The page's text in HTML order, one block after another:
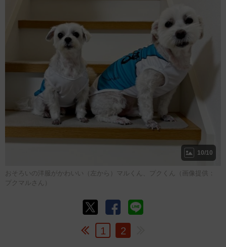
10/10
おそろいの洋服がかわいい（左から）マルくん、プクくん（画像提供：
プクマルさん）
1 2